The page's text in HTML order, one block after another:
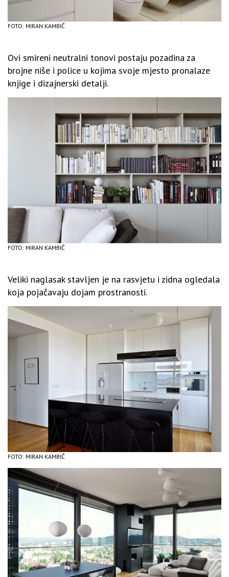
FOTO: MIRAN KAMBIČ
Ovi smireni neutralni tonovi postaju pozadina za
brojne niše i police u kojima svoje mjesto pronalaze
knjige i dizajnerski detalji.
FOTO: MIRAN KAMBIČ
Veliki naglasak stavljen je na rasvjetu i zidna ogledala
koja pojačavaju dojam prostranosti.
FOTO: MIRAN KAMBIČ